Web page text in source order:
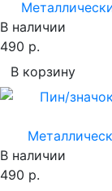
В наличии
490 р.
В корзину
В наличии
490 р.